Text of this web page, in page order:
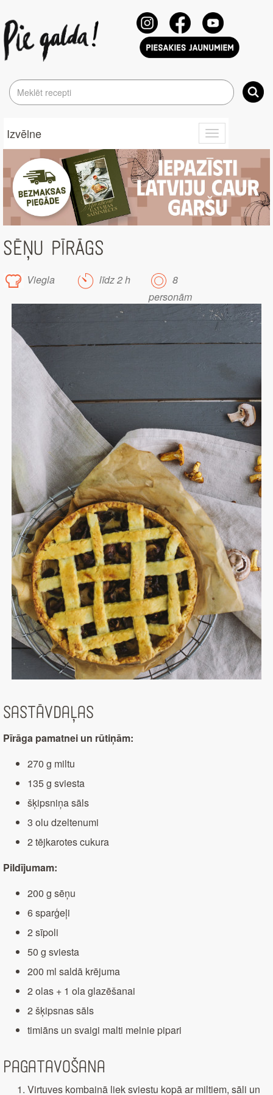
Toggle
navigation
Izvēlne
SĒŅU PĪRĀGS
Viegla līdz 2 h
8
personām
Sastāvdaļas
Pīrāga pamatnei un rūtiņām:
270 g miltu
135 g sviesta
šķipsniņa sāls
3 olu dzeltenumi
2 tējkarotes cukura
Pildījumam:
200 g sēņu
6 sparģeļi
2 sīpoli
50 g sviesta
200 ml saldā krējuma
2 olas + 1 ola glazēšanai
2 šķipsnas sāls
timiāns un svaigi malti melnie pipari
Pagatavošana
Virtuves kombainā liek sviestu kopā ar miltiem, sāli un